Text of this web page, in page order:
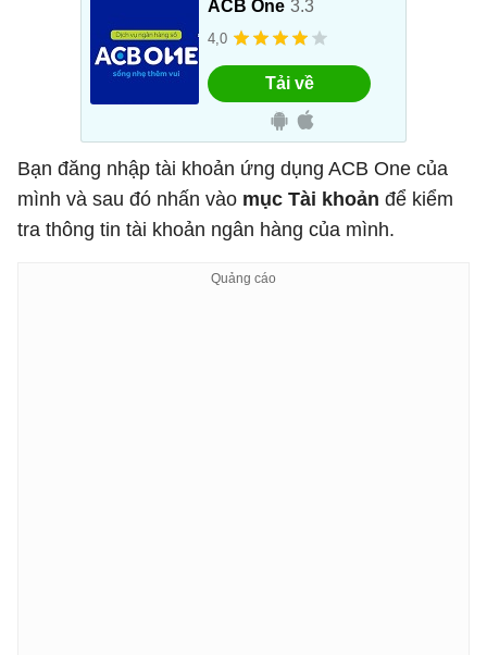
Bạn đăng nhập tài khoản ứng dụng ACB One của
mình và sau đó nhấn vào mục Tài khoản để kiểm
tra thông tin tài khoản ngân hàng của mình.